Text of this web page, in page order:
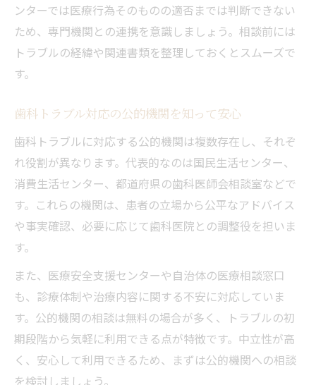
ンターでは医療行為そのものの適否までは判断できない
ため、専門機関との連携を意識しましょう。相談前には
トラブルの経緯や関連書類を整理しておくとスムーズで
す。
歯科トラブル対応の公的機関を知って安心
歯科トラブルに対応する公的機関は複数存在し、それぞ
れ役割が異なります。代表的なのは国民生活センター、
消費生活センター、都道府県の歯科医師会相談室などで
す。これらの機関は、患者の立場から公平なアドバイス
や事実確認、必要に応じて歯科医院との調整役を担いま
す。
また、医療安全支援センターや自治体の医療相談窓口
も、診療体制や治療内容に関する不安に対応していま
す。公的機関の相談は無料の場合が多く、トラブルの初
期段階から気軽に利用できる点が特徴です。中立性が高
く、安心して利用できるため、まずは公的機関への相談
を検討しましょう。